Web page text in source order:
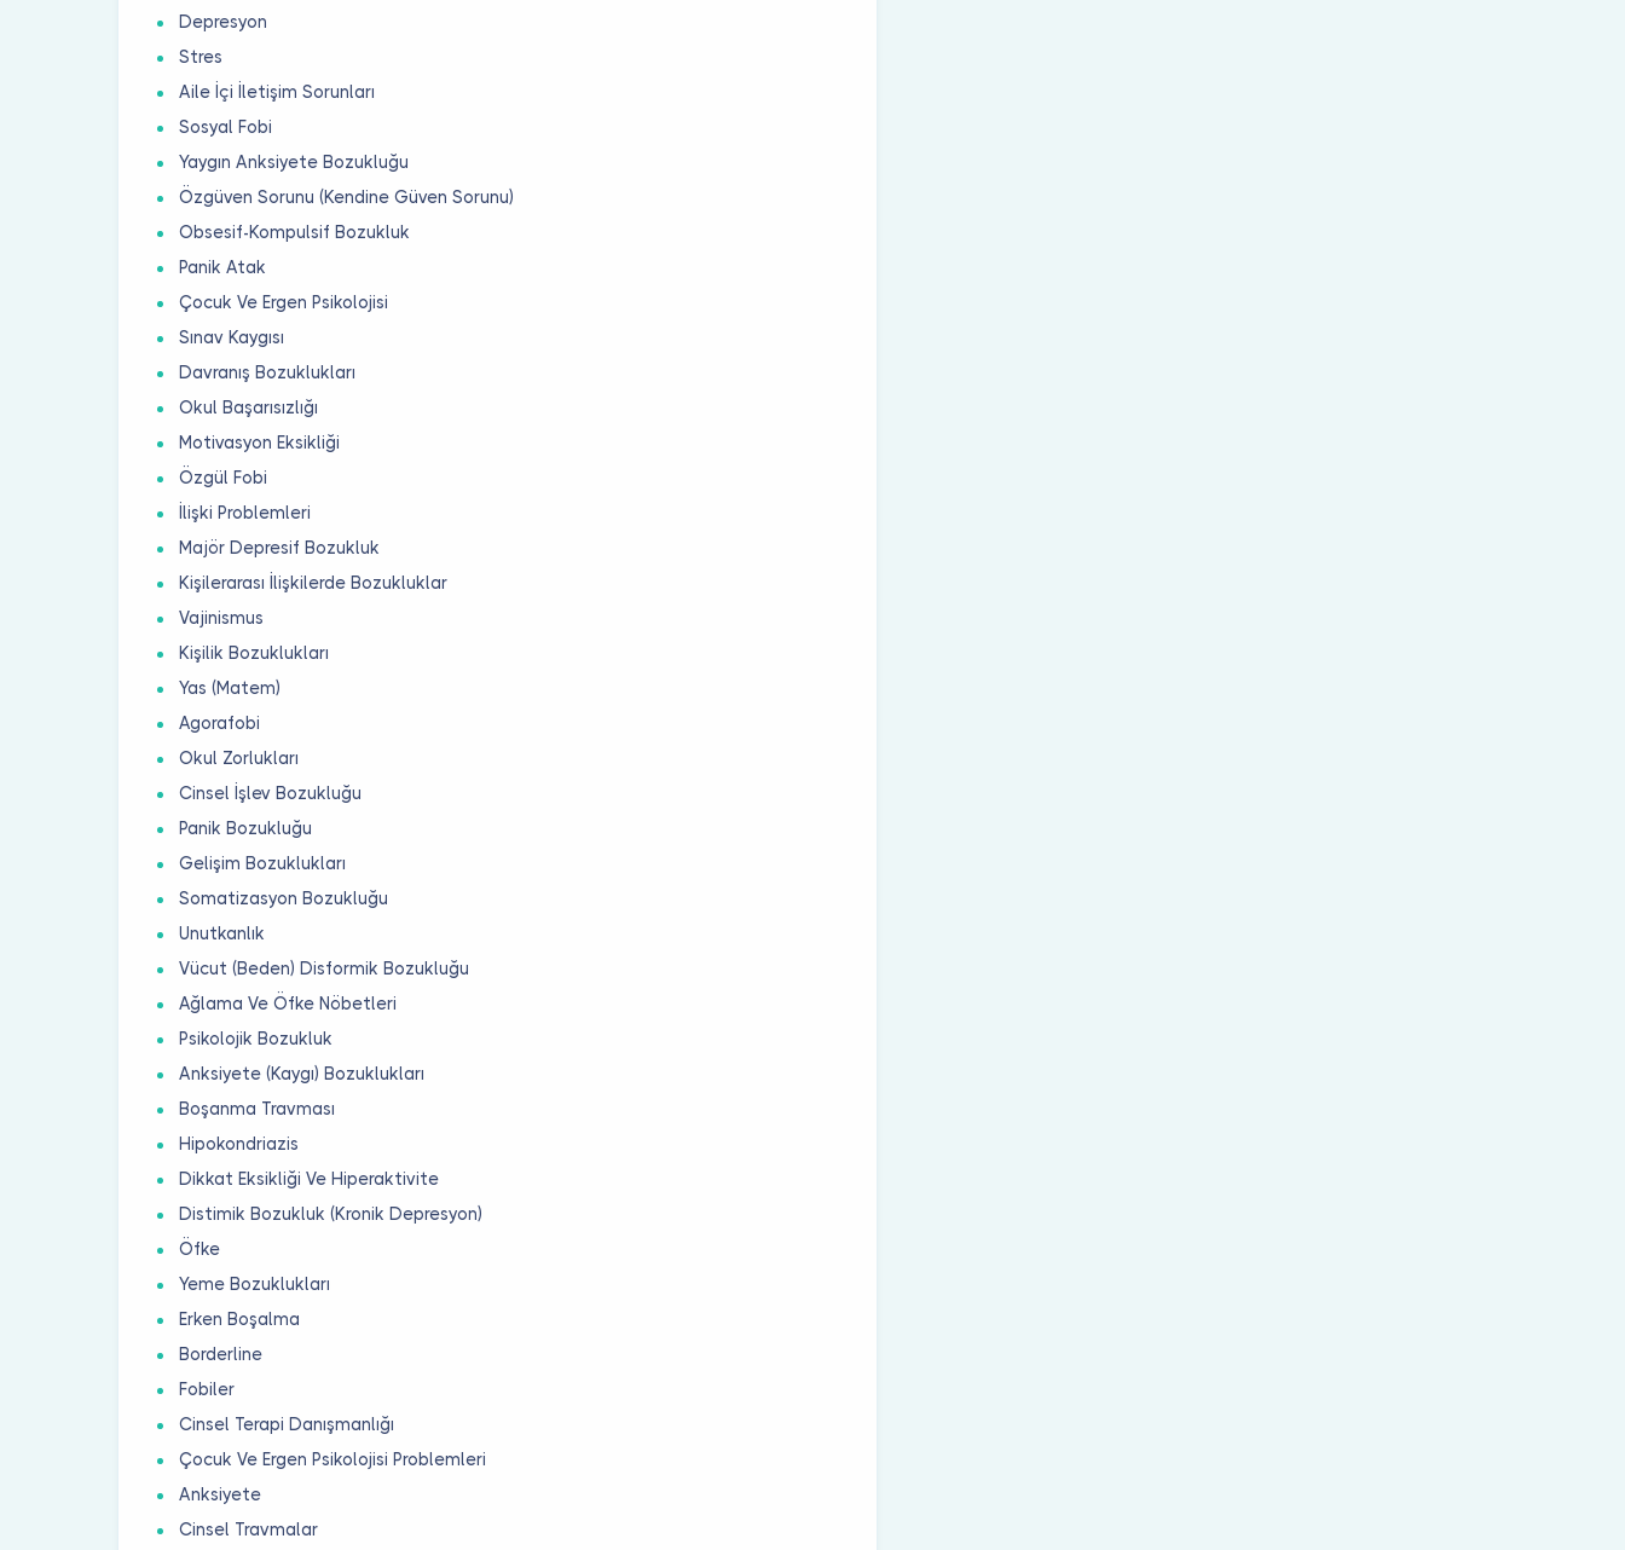
Depresyon
Stres
Aile İçi İletişim Sorunları
Sosyal Fobi
Yaygın Anksiyete Bozukluğu
Özgüven Sorunu (Kendine Güven Sorunu)
Obsesif-Kompulsif Bozukluk
Panik Atak
Çocuk Ve Ergen Psikolojisi
Sınav Kaygısı
Davranış Bozuklukları
Okul Başarısızlığı
Motivasyon Eksikliği
Özgül Fobi
İlişki Problemleri
Majör Depresif Bozukluk
Kişilerarası İlişkilerde Bozukluklar
Vajinismus
Kişilik Bozuklukları
Yas (Matem)
Agorafobi
Okul Zorlukları
Cinsel İşlev Bozukluğu
Panik Bozukluğu
Gelişim Bozuklukları
Somatizasyon Bozukluğu
Unutkanlık
Vücut (Beden) Disformik Bozukluğu
Ağlama Ve Öfke Nöbetleri
Psikolojik Bozukluk
Anksiyete (Kaygı) Bozuklukları
Boşanma Travması
Hipokondriazis
Dikkat Eksikliği Ve Hiperaktivite
Distimik Bozukluk (Kronik Depresyon)
Öfke
Yeme Bozuklukları
Erken Boşalma
Borderline
Fobiler
Cinsel Terapi Danışmanlığı
Çocuk Ve Ergen Psikolojisi Problemleri
Anksiyete
Cinsel Travmalar